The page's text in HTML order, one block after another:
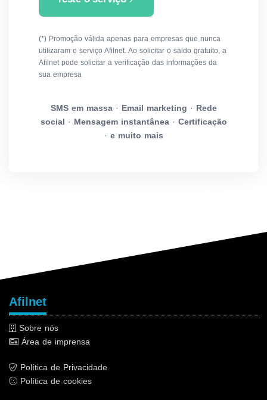
(*) Promoção válida apenas para empresas que nunca
utilizaram o serviço Afilnet. Ao solicitar o saldo gratuito, a
Afilnet pode solicitar a verificação das informações da
sua empresa
SMS em massa· Email marketing · Rede
social · Mensagem instantânea· Certificação
· e muito mais
Afilnet
Sobre nós
Área de imprensa
Política de Privacidade
Política de cookies